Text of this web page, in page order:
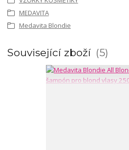
MEDAVITA
Medavita Blondie
Související zboží 5